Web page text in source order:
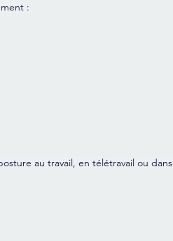
:
au travail, en télétravail ou dans